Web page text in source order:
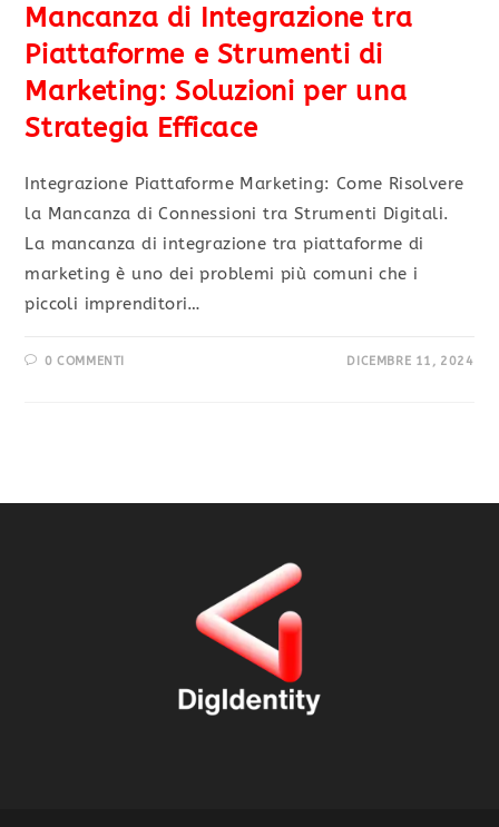
Mancanza di Integrazione tra
Piattaforme e Strumenti di
Marketing: Soluzioni per una
Strategia Efficace
Integrazione Piattaforme Marketing: Come Risolvere
la Mancanza di Connessioni tra Strumenti Digitali.
La mancanza di integrazione tra piattaforme di
marketing è uno dei problemi più comuni che i
piccoli imprenditori…
0 COMMENTI DICEMBRE 11, 2024